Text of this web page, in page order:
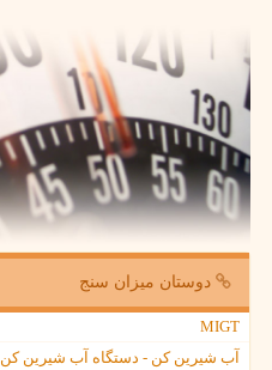
دوستان میزان سنج
MIGT
آب شیرین کن - دستگاه آب شیرین کن